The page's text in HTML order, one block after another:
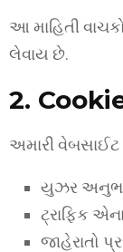
આ માહિતી
લેવાય છે.
2.
અમારી
યુઝર અનુભવ
ટ્રાફિક
જાહેરાતો